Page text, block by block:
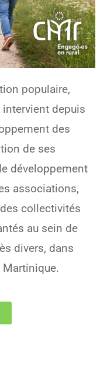
populaire,
depuis
des
de ses
développement
associations,
collectivités
au sein de
divers, dans